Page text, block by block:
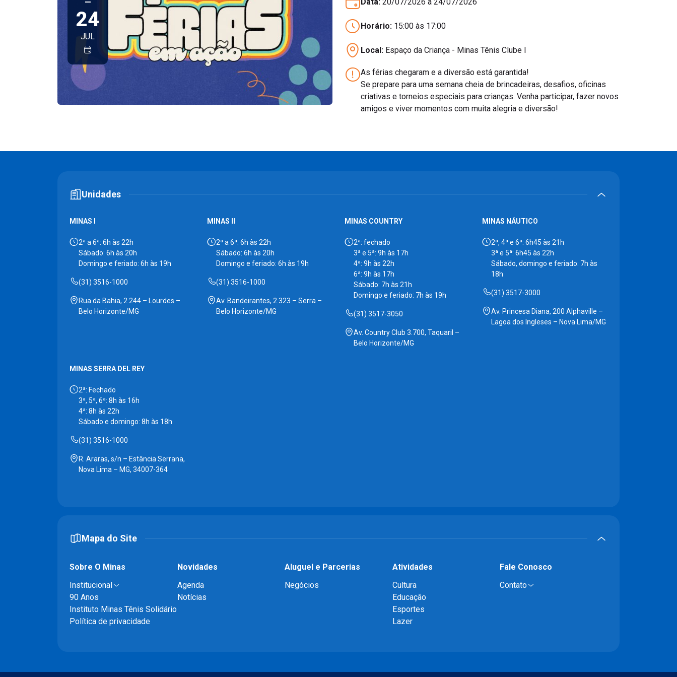
—
24
JUL
Data: 20/07/2026 a 24/07/2026
Horário: 15:00 às 17:00
Local: Espaço da Criança - Minas Tênis Clube I
As férias chegaram e a diversão está garantida!
Se prepare para uma semana cheia de brincadeiras, desafios, oficinas
criativas e torneios especiais para crianças. Venha participar, fazer novos
amigos e viver momentos com muita alegria e diversão!
Unidades
MINAS I
2ª a 6ª: 6h às 22h
Sábado: 6h às 20h
Domingo e feriado: 6h às 19h
(31) 3516-1000
Rua da Bahia, 2.244 – Lourdes –
Belo Horizonte/MG
MINAS II
2ª a 6ª: 6h às 22h
Sábado: 6h às 20h
Domingo e feriado: 6h às 19h
(31) 3516-1000
Av. Bandeirantes, 2.323 – Serra –
Belo Horizonte/MG
MINAS COUNTRY
2ª: fechado
3ª e 5ª: 9h às 17h
4ª: 9h às 22h
6ª: 9h às 17h
Sábado: 7h às 21h
Domingo e feriado: 7h às 19h
(31) 3517-3050
Av. Country Club 3.700, Taquaril –
Belo Horizonte/MG
MINAS NÁUTICO
2ª, 4ª e 6ª: 6h45 às 21h
3ª e 5ª: 6h45 às 22h
Sábado, domingo e feriado: 7h às
18h
(31) 3517-3000
Av. Princesa Diana, 200 Alphaville –
Lagoa dos Ingleses – Nova Lima/MG
MINAS SERRA DEL REY
2ª: Fechado
3ª, 5ª, 6ª: 8h às 16h
4ª: 8h às 22h
Sábado e domingo: 8h às 18h
(31) 3516-1000
R. Araras, s/n – Estância Serrana,
Nova Lima – MG, 34007-364
Mapa do Site
Sobre O Minas
Institucional
90 Anos
Instituto Minas Tênis Solidário
Política de privacidade
Novidades
Agenda
Notícias
Aluguel e Parcerias
Negócios
Atividades
Cultura
Educação
Esportes
Lazer
Fale Conosco
Contato